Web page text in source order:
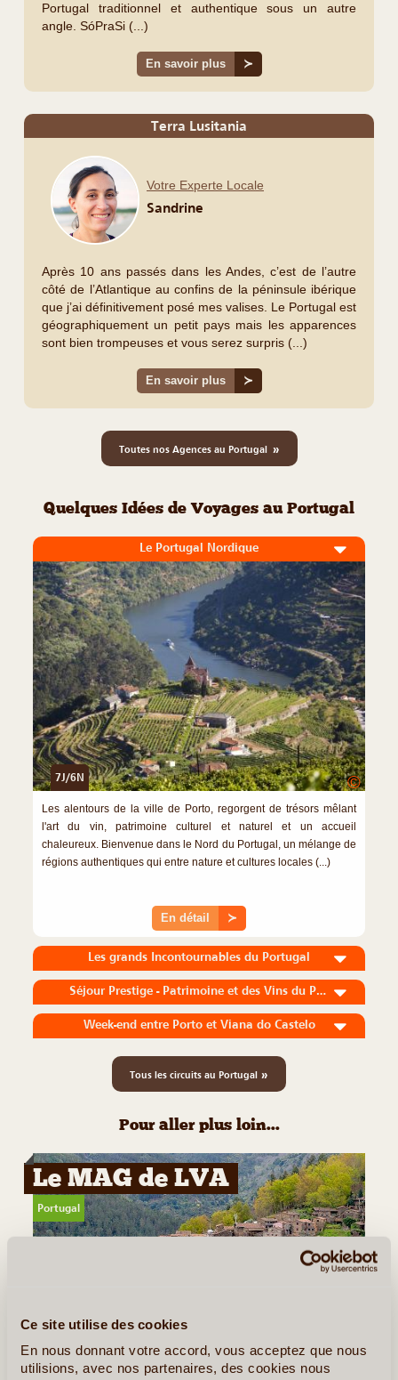
Ce site utilise des cookies
En nous donnant votre accord, vous acceptez que nous
utilisions, avec nos partenaires, des cookies nous
Portugal traditionnel et authentique sous un autre
angle. SóPraSi (...)
En savoir plus ≻
Terra Lusitania
Votre Experte Locale
Sandrine
Après 10 ans passés dans les Andes, c’est de l’autre
côté de l’Atlantique au confins de la péninsule ibérique
que j’ai définitivement posé mes valises. Le Portugal est
géographiquement un petit pays mais les apparences
sont bien trompeuses et vous serez surpris (...)
En savoir plus ≻
Toutes nos Agences au Portugal »
Quelques Idées de Voyages au Portugal
Le Portugal Nordique
7J/6N ©
Les alentours de la ville de Porto, regorgent de trésors mêlant
l'art du vin, patrimoine culturel et naturel et un accueil
chaleureux. Bienvenue dans le Nord du Portugal, un mélange de
régions authentiques qui entre nature et cultures locales (...)
En détail ≻
Les grands Incontournables du Portugal
Séjour Prestige - Patrimoine et des Vins du Portugal
Week-end entre Porto et Viana do Castelo
Tous les circuits au Portugal »
Pour aller plus loin...
Le MAG de LVA
Portugal
Les "aldeias do xisto", à la découverte des
villages secrets du centre du Portugal